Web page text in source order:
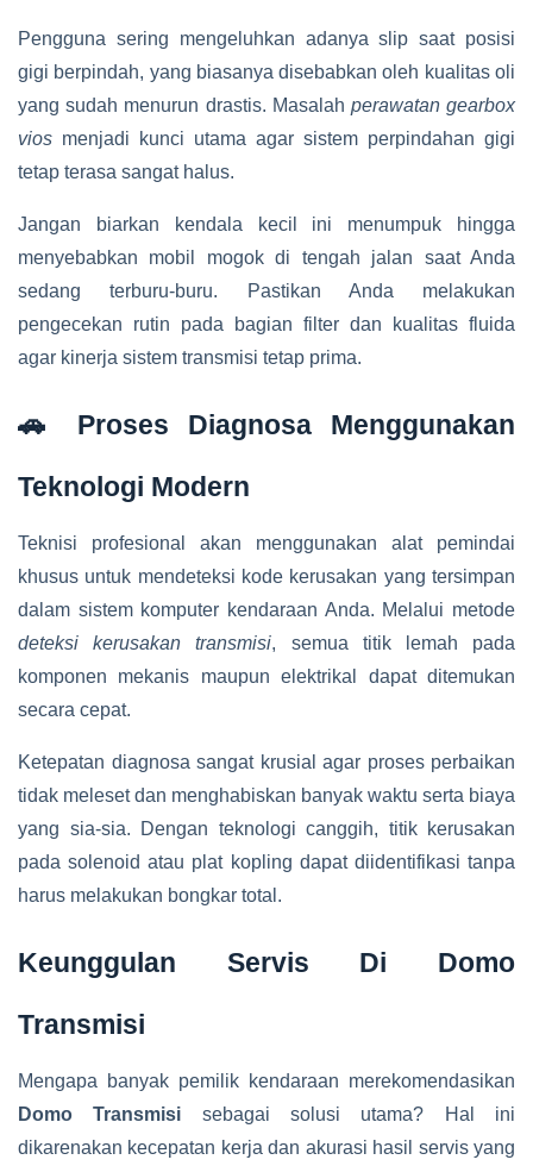
Pengguna sering mengeluhkan adanya slip saat posisi
gigi berpindah, yang biasanya disebabkan oleh kualitas oli
yang sudah menurun drastis. Masalah perawatan gearbox
vios menjadi kunci utama agar sistem perpindahan gigi
tetap terasa sangat halus.
Jangan biarkan kendala kecil ini menumpuk hingga
menyebabkan mobil mogok di tengah jalan saat Anda
sedang terburu-buru. Pastikan Anda melakukan
pengecekan rutin pada bagian filter dan kualitas fluida
agar kinerja sistem transmisi tetap prima.
🚗 Proses Diagnosa Menggunakan
Teknologi Modern
Teknisi profesional akan menggunakan alat pemindai
khusus untuk mendeteksi kode kerusakan yang tersimpan
dalam sistem komputer kendaraan Anda. Melalui metode
deteksi kerusakan transmisi, semua titik lemah pada
komponen mekanis maupun elektrikal dapat ditemukan
secara cepat.
Ketepatan diagnosa sangat krusial agar proses perbaikan
tidak meleset dan menghabiskan banyak waktu serta biaya
yang sia-sia. Dengan teknologi canggih, titik kerusakan
pada solenoid atau plat kopling dapat diidentifikasi tanpa
harus melakukan bongkar total.
Keunggulan Servis Di Domo
Transmisi
Mengapa banyak pemilik kendaraan merekomendasikan
Domo Transmisi sebagai solusi utama? Hal ini
dikarenakan kecepatan kerja dan akurasi hasil servis yang